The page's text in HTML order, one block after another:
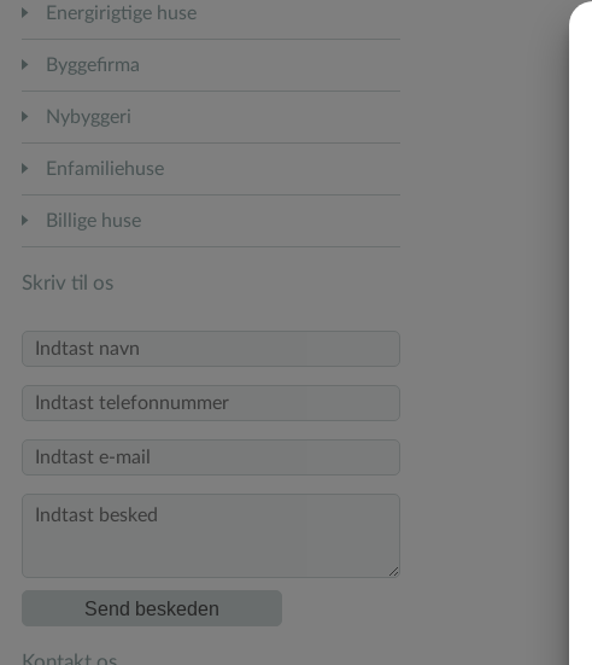
Energirigtige huse
Byggefirma
Nybyggeri
Enfamiliehuse
Billige huse
Skriv til os